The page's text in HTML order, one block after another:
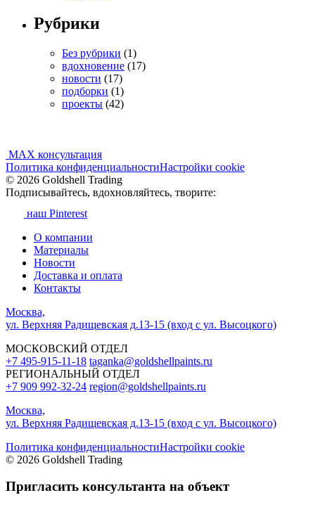
Рубрики
Без рубрики (1)
вдохновение (17)
новости (17)
подборки (1)
проекты (42)
MAX консультация
Политика конфиденциальностиНастройки cookie
© 2026 Goldshell Trading
Подписывайтесь, вдохновляйтесь, творите:
наш Pinterest
О компании
Материалы
Новости
Доставка и оплата
Контакты
Москва,
ул. Верхняя Радищевская д.13-15 (вход с ул. Высоцкого)
МОСКОВСКИЙ ОТДЕЛ
+7 495-915-11-18 taganka@goldshellpaints.ru
РЕГИОНАЛЬНЫЙ ОТДЕЛ
+7 909 992-32-24‬ region@goldshellpaints.ru
Москва,
ул. Верхняя Радищевская д.13-15 (вход с ул. Высоцкого)
Политика конфиденциальностиНастройки cookie
© 2026 Goldshell Trading
Пригласить консультанта на объект